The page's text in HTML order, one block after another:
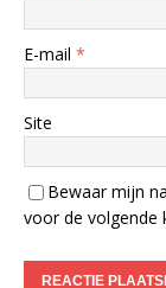
E-mail *
Site
Bewaar mijn
voor de volgende